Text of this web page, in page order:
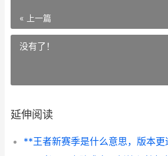
« 上一篇
没有了！
延伸阅读